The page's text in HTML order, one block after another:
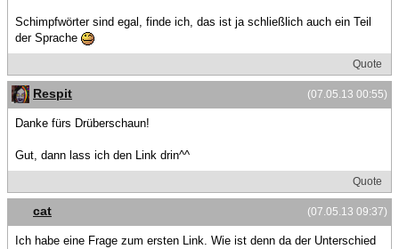
Schimpfwörter sind egal, finde ich, das ist ja schließlich auch ein Teil
der Sprache
Quote
(07.05.13 00:55)
Respit
Danke fürs Drüberschaun!
Gut, dann lass ich den Link drin^^
Quote
(07.05.13 09:37)
cat
Ich habe eine Frage zum ersten Link. Wie ist denn da der Unterschied